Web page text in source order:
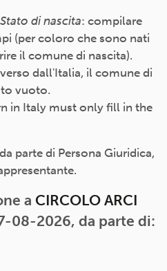
Stato di nascita: compilare
(per coloro che sono nati
il comune di nascita).
dall'Italia, il comune di
vuoto.
in Italy must only fill in the
parte di Persona Giuridica,
a CIRCOLO ARCI
08-2026, da parte di: